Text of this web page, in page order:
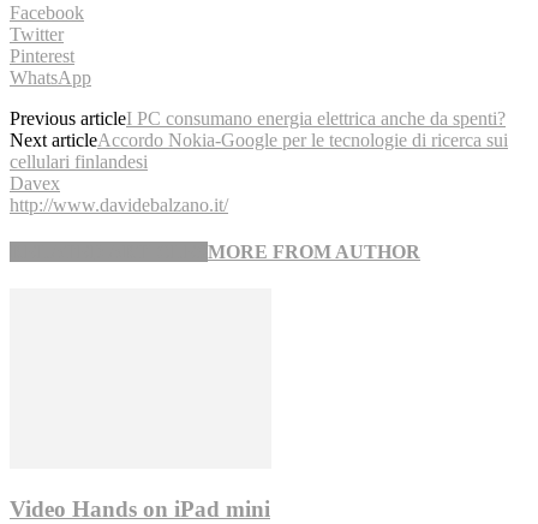
Facebook
Twitter
Pinterest
WhatsApp
Previous articleI PC consumano energia elettrica anche da spenti?
Next articleAccordo Nokia-Google per le tecnologie di ricerca sui
cellulari finlandesi
Davex
http://www.davidebalzano.it/
MORE FROM AUTHOR
Video Hands on iPad mini